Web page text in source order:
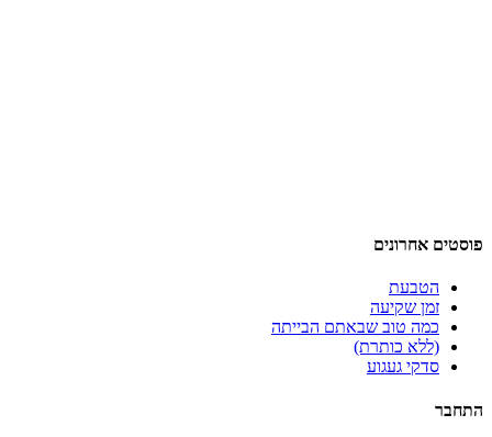
פוסטים אחרונים
הטבעת
זמן שקיעה
כמה טוב שבאתם הבייתה
(ללא כותרת)
סדקי געגוע
התחבר